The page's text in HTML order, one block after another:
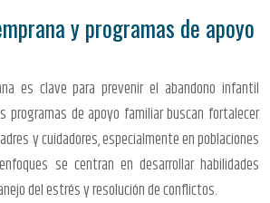
y programas de apoyo
es clave para prevenir el abandono infantil
programas de apoyo familiar buscan fortalecer
y cuidadores, especialmente en poblaciones
se centran en desarrollar habilidades
del estrés y resolución de conflictos.